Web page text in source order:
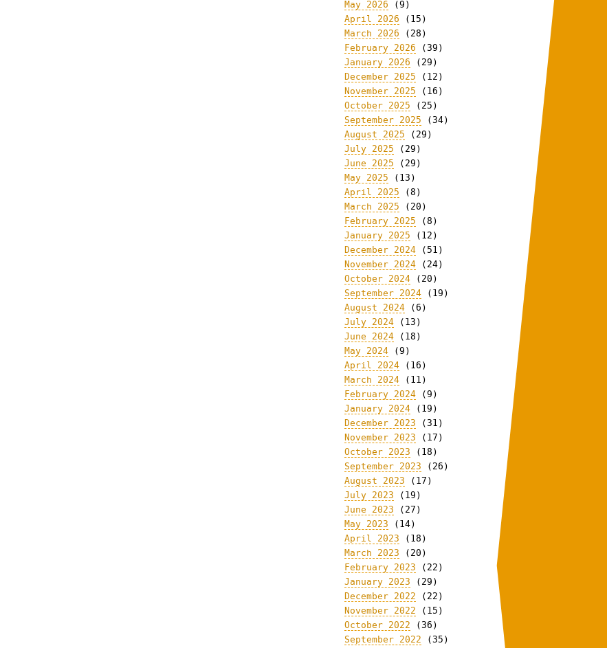
May 2026 (9)
April 2026 (15)
March 2026 (28)
February 2026 (39)
January 2026 (29)
December 2025 (12)
November 2025 (16)
October 2025 (25)
September 2025 (34)
August 2025 (29)
July 2025 (29)
June 2025 (29)
May 2025 (13)
April 2025 (8)
March 2025 (20)
February 2025 (8)
January 2025 (12)
December 2024 (51)
November 2024 (24)
October 2024 (20)
September 2024 (19)
August 2024 (6)
July 2024 (13)
June 2024 (18)
May 2024 (9)
April 2024 (16)
March 2024 (11)
February 2024 (9)
January 2024 (19)
December 2023 (31)
November 2023 (17)
October 2023 (18)
September 2023 (26)
August 2023 (17)
July 2023 (19)
June 2023 (27)
May 2023 (14)
April 2023 (18)
March 2023 (20)
February 2023 (22)
January 2023 (29)
December 2022 (22)
November 2022 (15)
October 2022 (36)
September 2022 (35)